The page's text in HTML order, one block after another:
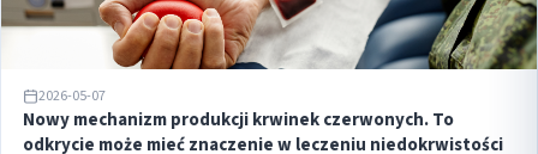
2026-05-07
Nowy mechanizm produkcji krwinek czerwonych. To
odkrycie może mieć znaczenie w leczeniu niedokrwistości